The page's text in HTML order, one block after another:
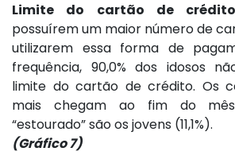
Limite do cartão de
possuírem um maior número de
utilizarem essa forma de
frequência, 90,0% dos idosos
limite do cartão de crédito. Os
mais chegam ao fim do
“estourado” são os jovens (11,1%).
(Gráfico 7)